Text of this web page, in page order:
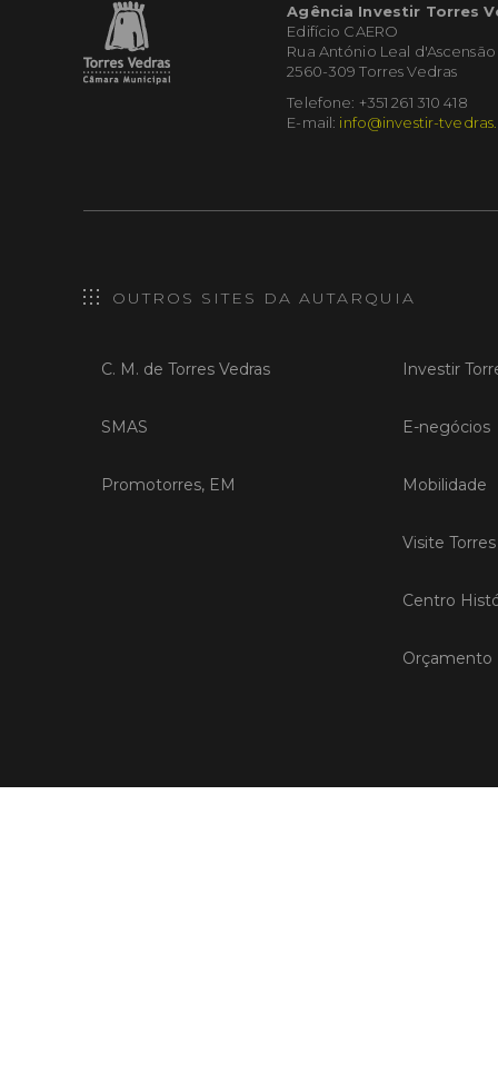
Agência Investir Torres
Edifício CAERO
Rua António Leal d'Ascensão
2560-309 Torres Vedras
Telefone: +351 261 310 418
E-mail: info@investir-
OUTROS SITES DA AUTARQUIA
C. M. de Torres Vedras
SMAS
Promotorres, EM
Investir
E-negócios
Mobilidade
Visite
Centro
Orçamento